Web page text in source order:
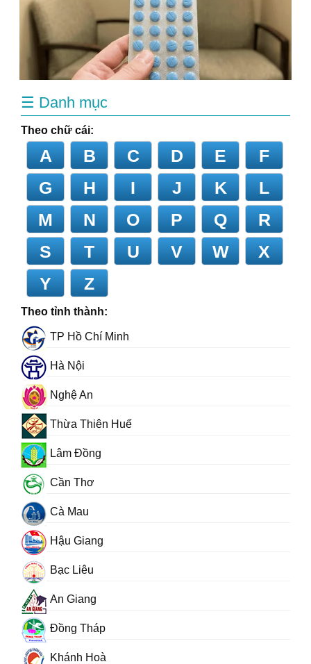
☰ Danh mục
Theo chữ cái:
A B C D E
F
G
H I J K
L
M
N O P Q
R
S
T U V W
X
Y
Z
Theo tỉnh thành:
TP Hồ Chí Minh
Hà Nội
Nghệ An
Thừa Thiên Huế
Lâm Đồng
Cần Thơ
Cà Mau
Hậu Giang
Bạc Liêu
An Giang
Đồng Tháp
Khánh Hoà